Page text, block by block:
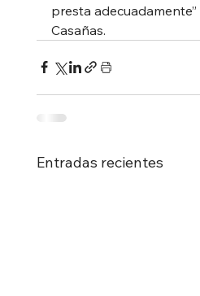
presta
Casañas.
Entradas recientes